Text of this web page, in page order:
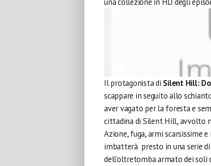
Il protagonista di Silent Hill:
scappare in seguito allo
aver vagato per la foresta e
cittadina di Silent Hill, avvolto
Azione, fuga, armi scarsissime
imbatterà presto in una serie
dell’oltretomba armato dei